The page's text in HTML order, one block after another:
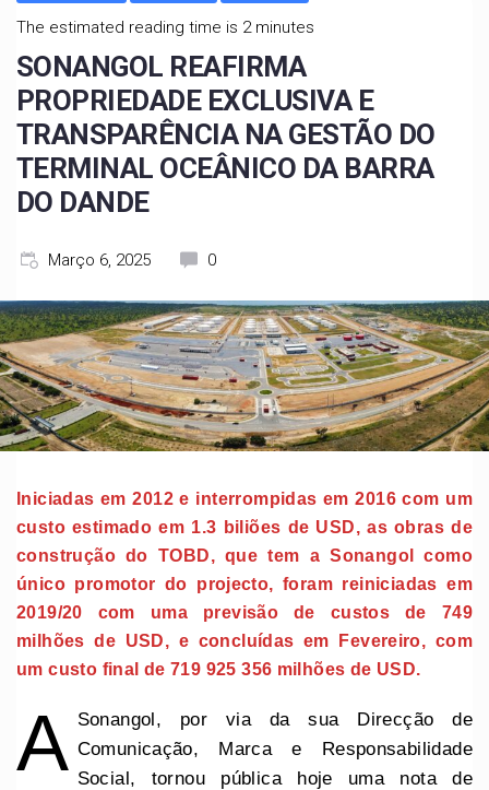
The estimated reading time is 2 minutes
SONANGOL REAFIRMA
PROPRIEDADE EXCLUSIVA E
TRANSPARÊNCIA NA GESTÃO DO
TERMINAL OCEÂNICO DA BARRA
DO DANDE
Março 6, 2025 0
Iniciadas em 2012 e interrompidas em 2016 com um
custo estimado em 1.3 biliões de USD, as obras de
construção do TOBD, que tem a Sonangol como
único promotor do projecto, foram reiniciadas em
2019/20 com uma previsão de custos de 749
milhões de USD, e concluídas em Fevereiro, com
um custo final de 719 925 356 milhões de USD.
A Sonangol, por via da sua Direcção de
Comunicação, Marca e Responsabilidade
Social, tornou pública hoje uma nota de